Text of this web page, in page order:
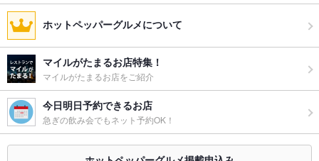
ホットペッパーグルメについて
マイルがたまるお店特集！
マイルがたまるお店をご紹介
今日明日予約できるお店
急ぎの飲み会でもネット予約OK！